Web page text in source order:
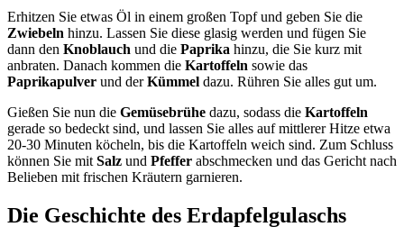
Erhitzen Sie etwas Öl in einem großen Topf und geben Sie die
Zwiebeln hinzu. Lassen Sie diese glasig werden und fügen Sie
dann den Knoblauch und die Paprika hinzu, die Sie kurz mit
anbraten. Danach kommen die Kartoffeln sowie das
Paprikapulver und derKümmel dazu. Rühren Sie alles gut um.
Gießen Sie nun die Gemüsebrühe dazu, sodass die Kartoffeln
gerade so bedeckt sind, und lassen Sie alles auf mittlerer Hitze etwa
20-30 Minuten köcheln, bis die Kartoffeln weich sind. Zum Schluss
können Sie mitSalz und Pfeffer abschmecken und das Gericht nach
Belieben mit frischen Kräutern garnieren.
Die Geschichte des Erdapfelgulaschs